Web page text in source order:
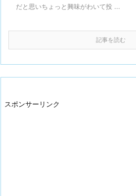
だと思いちょっと興味がわいて投 ...
記事を読む
スポンサーリンク